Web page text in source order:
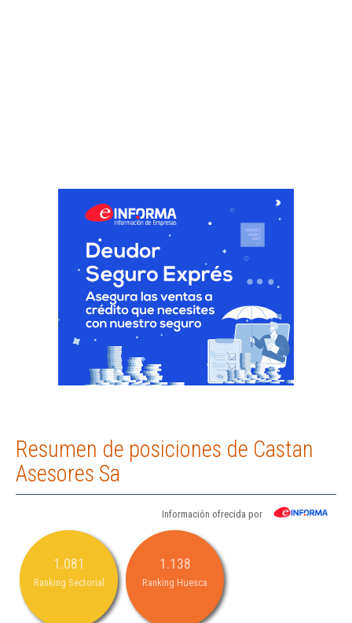
Resumen de posiciones de Castan
Asesores Sa
Información ofrecida por
1.081
Ranking Sectorial
1.138
Ranking Huesca